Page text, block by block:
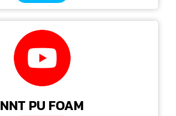
NNT PU FOAM